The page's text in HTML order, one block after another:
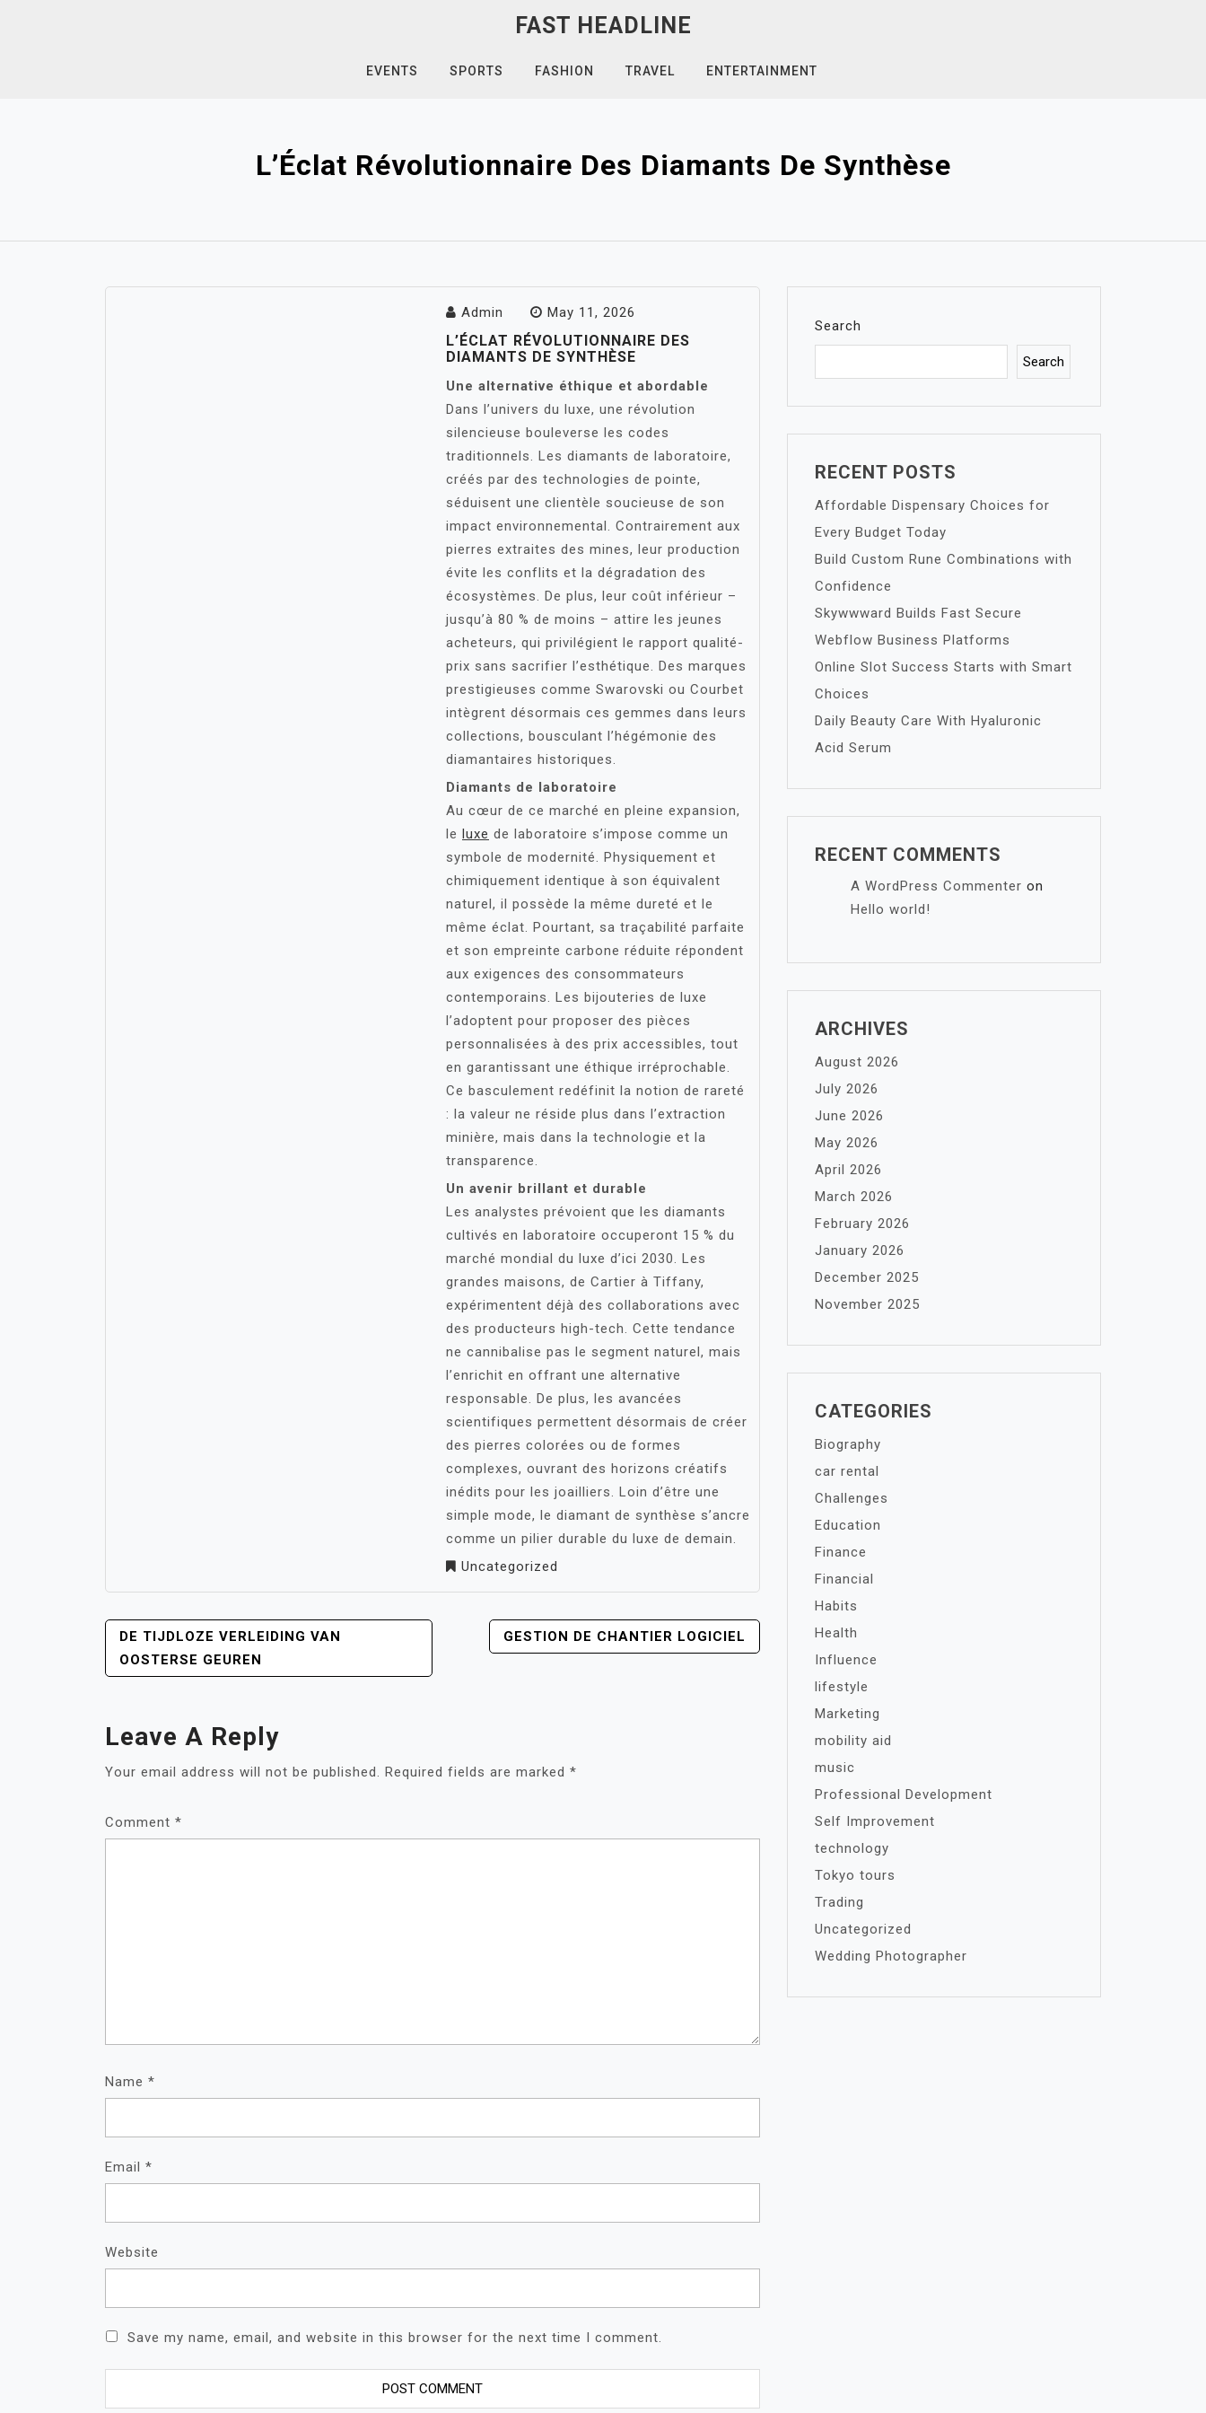
FAST HEADLINE
EVENTS SPORTS FASHION TRAVEL ENTERTAINMENT
L’Éclat Révolutionnaire Des Diamants De Synthèse
Admin May 11, 2026
L’ÉCLAT RÉVOLUTIONNAIRE DES
DIAMANTS DE SYNTHÈSE
Une alternative éthique et abordable
Dans l’univers du luxe, une révolution
silencieuse bouleverse les codes
traditionnels. Les diamants de laboratoire,
créés par des technologies de pointe,
séduisent une clientèle soucieuse de son
impact environnemental. Contrairement aux
pierres extraites des mines, leur production
évite les conflits et la dégradation des
écosystèmes. De plus, leur coût inférieur –
jusqu’à 80 % de moins – attire les jeunes
acheteurs, qui privilégient le rapport qualité-
prix sans sacrifier l’esthétique. Des marques
prestigieuses comme Swarovski ou Courbet
intègrent désormais ces gemmes dans leurs
collections, bousculant l’hégémonie des
diamantaires historiques.
Diamants de laboratoire
Au cœur de ce marché en pleine expansion,
le luxe de laboratoire s’impose comme un
symbole de modernité. Physiquement et
chimiquement identique à son équivalent
naturel, il possède la même dureté et le
même éclat. Pourtant, sa traçabilité parfaite
et son empreinte carbone réduite répondent
aux exigences des consommateurs
contemporains. Les bijouteries de luxe
l’adoptent pour proposer des pièces
personnalisées à des prix accessibles, tout
en garantissant une éthique irréprochable.
Ce basculement redéfinit la notion de rareté
: la valeur ne réside plus dans l’extraction
minière, mais dans la technologie et la
transparence.
Un avenir brillant et durable
Les analystes prévoient que les diamants
cultivés en laboratoire occuperont 15 % du
marché mondial du luxe d’ici 2030. Les
grandes maisons, de Cartier à Tiffany,
expérimentent déjà des collaborations avec
des producteurs high-tech. Cette tendance
ne cannibalise pas le segment naturel, mais
l’enrichit en offrant une alternative
responsable. De plus, les avancées
scientifiques permettent désormais de créer
des pierres colorées ou de formes
complexes, ouvrant des horizons créatifs
inédits pour les joailliers. Loin d’être une
simple mode, le diamant de synthèse s’ancre
comme un pilier durable du luxe de demain.
Uncategorized
POST
NAVIGATION
DE TIJDLOZE VERLEIDING VAN
OOSTERSE GEUREN
GESTION DE CHANTIER LOGICIEL
Leave A Reply
Your email address will not be published. Required fields are marked *
Comment *
Name *
Email *
Website
Save my name, email, and website in this browser for the next time I comment.
Search
Search
RECENT POSTS
Affordable Dispensary Choices for
Every Budget Today
Build Custom Rune Combinations with
Confidence
Skywwward Builds Fast Secure
Webflow Business Platforms
Online Slot Success Starts with Smart
Choices
Daily Beauty Care With Hyaluronic
Acid Serum
RECENT COMMENTS
A WordPress Commenter on
Hello world!
ARCHIVES
August 2026
July 2026
June 2026
May 2026
April 2026
March 2026
February 2026
January 2026
December 2025
November 2025
CATEGORIES
Biography
car rental
Challenges
Education
Finance
Financial
Habits
Health
Influence
lifestyle
Marketing
mobility aid
music
Professional Development
Self Improvement
technology
Tokyo tours
Trading
Uncategorized
Wedding Photographer